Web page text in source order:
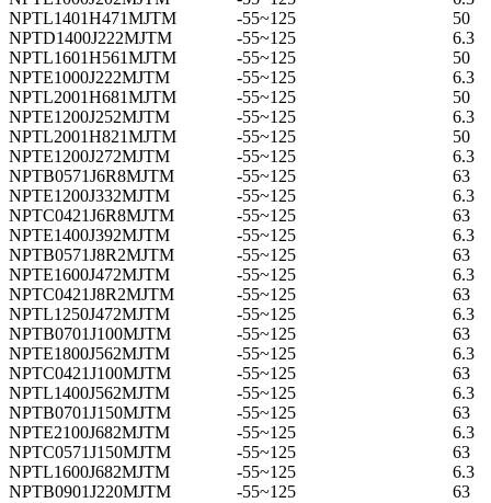
NPTL1401H471MJTM
-55~125
50
NPTD1400J222MJTM
-55~125
6.3
NPTL1601H561MJTM
-55~125
50
NPTE1000J222MJTM
-55~125
6.3
NPTL2001H681MJTM
-55~125
50
NPTE1200J252MJTM
-55~125
6.3
NPTL2001H821MJTM
-55~125
50
NPTE1200J272MJTM
-55~125
6.3
NPTB0571J6R8MJTM
-55~125
63
NPTE1200J332MJTM
-55~125
6.3
NPTC0421J6R8MJTM
-55~125
63
NPTE1400J392MJTM
-55~125
6.3
NPTB0571J8R2MJTM
-55~125
63
NPTE1600J472MJTM
-55~125
6.3
NPTC0421J8R2MJTM
-55~125
63
NPTL1250J472MJTM
-55~125
6.3
NPTB0701J100MJTM
-55~125
63
NPTE1800J562MJTM
-55~125
6.3
NPTC0421J100MJTM
-55~125
63
NPTL1400J562MJTM
-55~125
6.3
NPTB0701J150MJTM
-55~125
63
NPTE2100J682MJTM
-55~125
6.3
NPTC0571J150MJTM
-55~125
63
NPTL1600J682MJTM
-55~125
6.3
NPTB0901J220MJTM
-55~125
63